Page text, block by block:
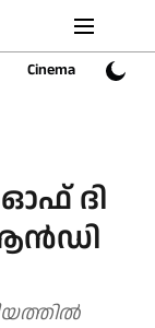
Cinema Sports
ദി